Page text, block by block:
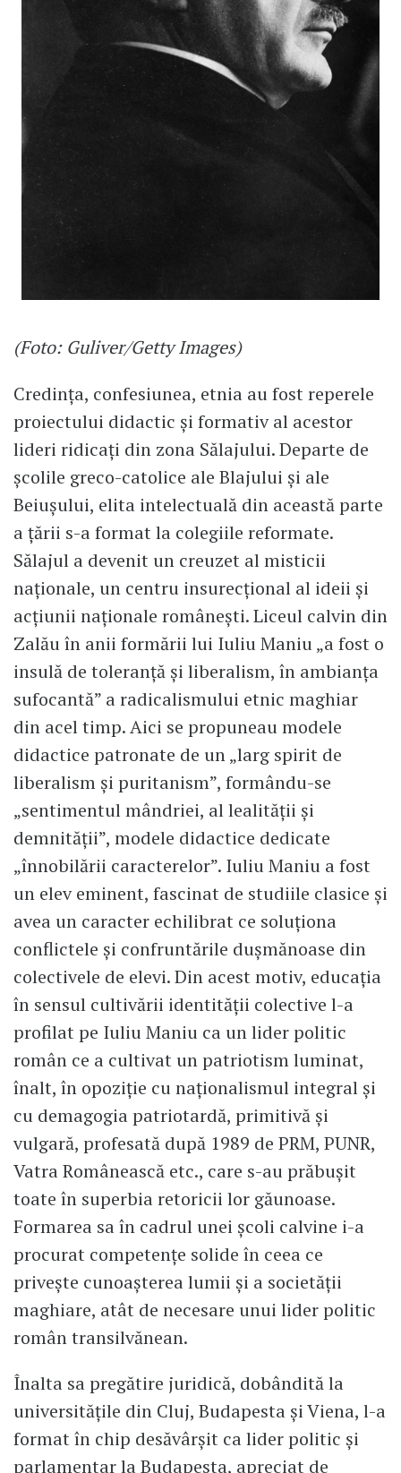
(Foto: Guliver/Getty Images)
Credința, confesiunea, etnia au fost reperele
proiectului didactic și formativ al acestor
lideri ridicați din zona Sălajului. Departe de
școlile greco-catolice ale Blajului și ale
Beiușului, elita intelectuală din această parte
a țării s-a format la colegiile reformate.
Sălajul a devenit un creuzet al misticii
naționale, un centru insurecțional al ideii și
acțiunii naționale românești. Liceul calvin din
Zalău în anii formării lui Iuliu Maniu „a fost o
insulă de toleranță și liberalism, în ambianța
sufocantă” a radicalismului etnic maghiar
din acel timp. Aici se propuneau modele
didactice patronate de un „larg spirit de
liberalism și puritanism”, formându-se
„sentimentul mândriei, al lealității și
demnității”, modele didactice dedicate
„înnobilării caracterelor”. Iuliu Maniu a fost
un elev eminent, fascinat de studiile clasice și
avea un caracter echilibrat ce soluționa
conflictele și confruntările dușmănoase din
colectivele de elevi. Din acest motiv, educația
în sensul cultivării identității colective l-a
profilat pe Iuliu Maniu ca un lider politic
român ce a cultivat un patriotism luminat,
înalt, în opoziție cu naționalismul integral și
cu demagogia patriotardă, primitivă și
vulgară, profesată după 1989 de PRM, PUNR,
Vatra Românească etc., care s-au prăbușit
toate în superbia retoricii lor găunoase.
Formarea sa în cadrul unei școli calvine i-a
procurat competențe solide în ceea ce
privește cunoașterea lumii și a societății
maghiare, atât de necesare unui lider politic
român transilvănean.
Înalta sa pregătire juridică, dobândită la
universitățile din Cluj, Budapesta și Viena, l-a
format în chip desăvârșit ca lider politic și
parlamentar la Budapesta, apreciat de